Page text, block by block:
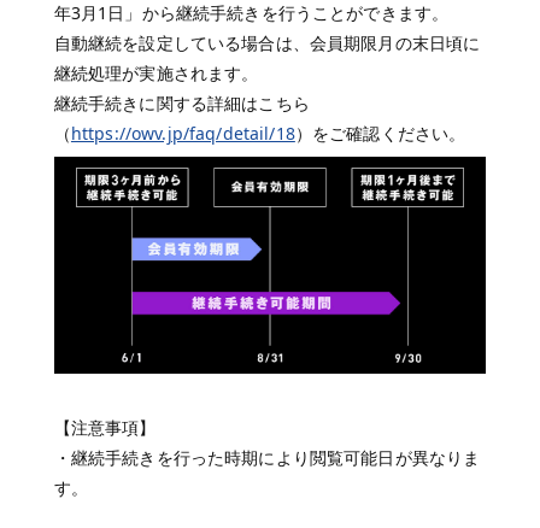
年3月1日」から継続手続きを行うことができます。
自動継続を設定している場合は、会員期限月の末日頃に
継続処理が実施されます。
継続手続きに関する詳細はこちら
（https://owv.jp/faq/detail/18）をご確認ください。
【注意事項】
・継続手続きを行った時期により閲覧可能日が異なりま
す。